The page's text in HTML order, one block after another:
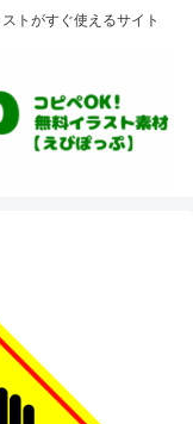
すぐ使えるサイト